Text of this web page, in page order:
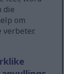
die
om